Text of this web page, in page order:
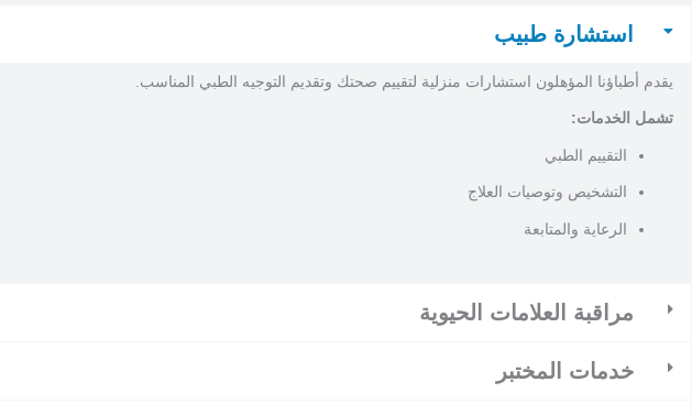
استشارة طبيب
يقدم أطباؤنا المؤهلون استشارات منزلية لتقييم صحتك وتقديم التوجيه الطبي المناسب.
تشمل الخدمات:
التقييم الطبي
التشخيص وتوصيات العلاج
الرعاية والمتابعة
مراقبة العلامات الحيوية
خدمات المختبر